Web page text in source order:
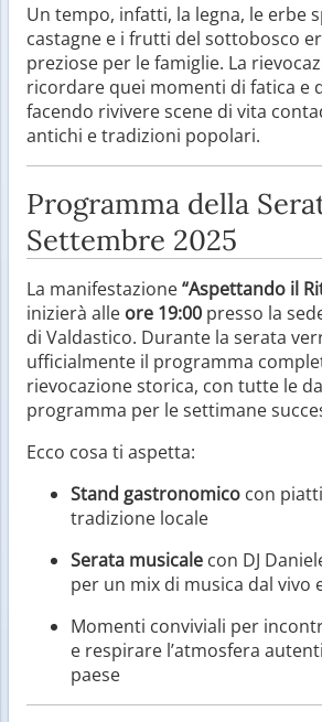
Un tempo, infatti, la legna, le erbe
castagne e i frutti del sottobosco
preziose per le famiglie. La
ricordare quei momenti di fatica e
facendo rivivere scene di vita
antichi e tradizioni popolari.
Programma della
Settembre 2025
La manifestazione“Aspettando il
inizierà alle ore 19:00 presso la
di Valdastico. Durante la serata
ufficialmente il programma
rievocazione storica, con tutte le
programma per le settimane
Ecco cosa ti aspetta:
Stand gastronomico con
tradizione locale
Serata musicale con DJ
per un mix di musica dal
Momenti conviviali per
e respirare l’atmosfera
paese